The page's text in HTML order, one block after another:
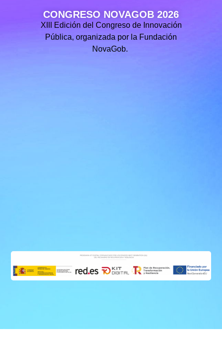
CONGRESO NOVAGOB 2026
XIII Edición del Congreso de Innovación
Pública, organizada por la Fundación
NovaGob.